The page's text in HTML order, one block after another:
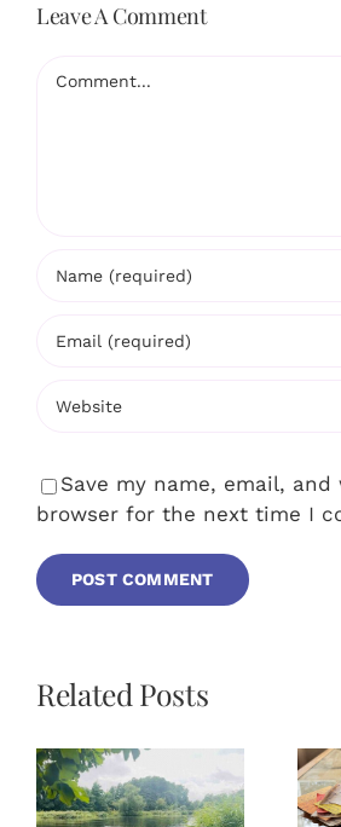
Leave A Comment
Comment
Save my name, email,
browser for the next time I
Related Posts